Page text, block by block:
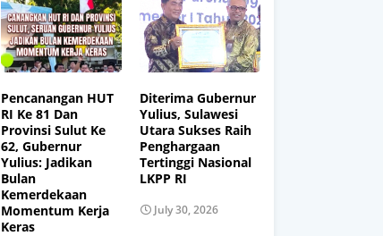
Pencanangan HUT
RI Ke 81 Dan
Provinsi Sulut Ke
62, Gubernur
Yulius: Jadikan
Bulan
Kemerdekaan
Momentum Kerja
Keras
Diterima Gubernur
Yulius, Sulawesi
Utara Sukses Raih
Penghargaan
Tertinggi Nasional
LKPP RI
July 30, 2026